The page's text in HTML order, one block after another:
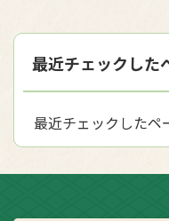
最近チェックした
最近チェックしたペ